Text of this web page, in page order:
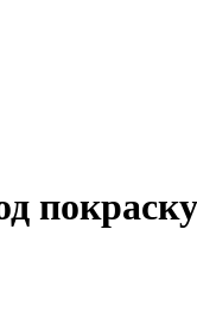
покраску